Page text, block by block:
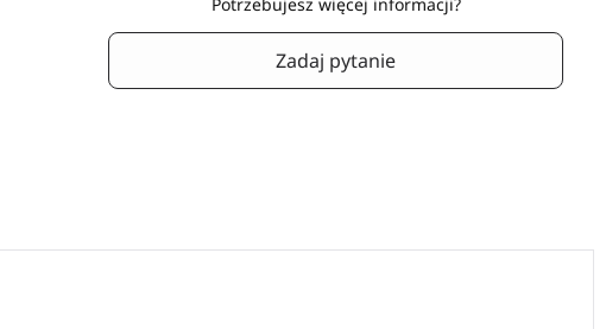
Zadaj pytanie